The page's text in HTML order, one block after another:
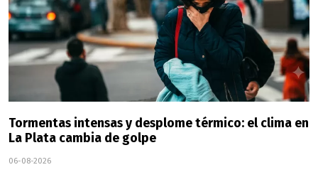
Tormentas intensas y desplome térmico: el clima en
La Plata cambia de golpe
06-08-2026